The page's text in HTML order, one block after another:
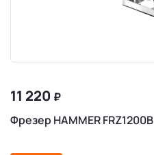
11 220 ₽
Фрезер HAMMER FRZ1200B